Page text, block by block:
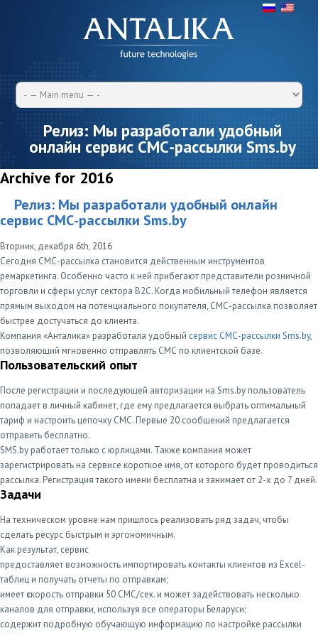
Релиз: Мы разработали удобный
онлайн сервис СМС-рассылки Sms.by
Archive for 2016
Релиз: Мы разработали удобный онлайн
сервис СМС-рассылки Sms.by
Вторник, декабря 6th, 2016
Сегодня СМС-рассылка становится действенным инструментов
ремаркетинга. Особенно часто к ней прибегают представители розничной
торговли и сферы услуг сектора B2C. Когда мобильный телефон является
прямым выходом на потенциального покупателя, СМС-рассылка позволяет
быстрее достучаться до клиента.
Компания «Анталика» разработала удобный сервис СМС-рассылки Sms.by,
позволяющий мгновенно отправлять СМС по клиентской базе.
Пользовательский опыт
После регистрации и последующей авторизации на Sms.by пользователь
попадает в личный кабинет, где ему предлагается выбрать оптимальный
тариф и настроить цепочку СМС. Первые 20 сообщений предлагается
отправить бесплатно.
SMS.by работает только с юрлицами. Также компания может
зарегистрировать на сервисе короткое имя, от которого будет проводиться
рассылка. Регистрация такого имени бесплатна и занимает от 2-х до 7 дней.
Задачи
На техническом уровне нам пришлось реализовать ряд задач, чтобы
сделать ресурс быстрым и эргономичным.
Как результат, сервис
предоставляет возможность импортировать контакты клиентов из Excel-
таблиц и получать отчеты по отправкам;
имеет скорость отправки 50 СМС/сек. и может задействовать несколько
каналов для отправки, используя все операторы Беларуси;
содержит подробную обучающую информацию по настройке рассылки